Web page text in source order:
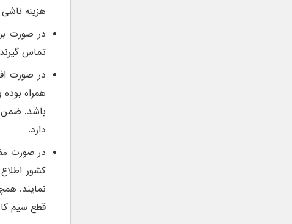
هزینه
در صورت بر
تماس
در صورت
همراه
باشد. ضمن
دارد.
در صورت
كشور
نمایند.
قطع سیم